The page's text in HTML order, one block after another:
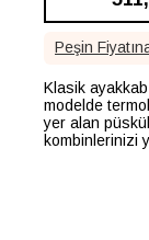
Peşin
Klasik
modelde
yer alan
kombinlerinizi